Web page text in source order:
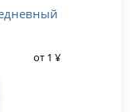
от 1 ¥